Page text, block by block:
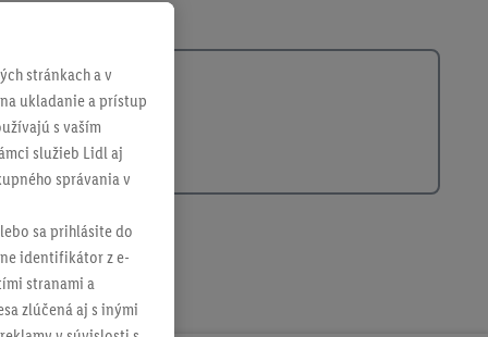
stránkach a v
ukladanie a prístup
s vaším
služieb Lidl aj
správania v
sa prihlásite do
identifikátor z e-
stranami a
zlúčená aj s inými